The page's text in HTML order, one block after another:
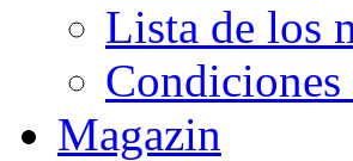
Lista de los
Magazin